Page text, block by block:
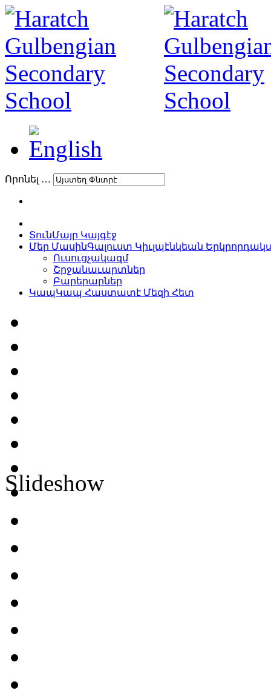
Որոնել …
ՏունՄայր Կայգէջ
Մեր ՄասինԳալուստ Կիւլպէնկեան
Ուսուցչակազմ
Շրջանաւարտներ
Բարերարներ
ԿապԿապ Հաստատէ Մեզի Հետ
Slideshow